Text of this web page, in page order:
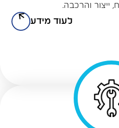
ייצור והרכבה.
לעוד מידע